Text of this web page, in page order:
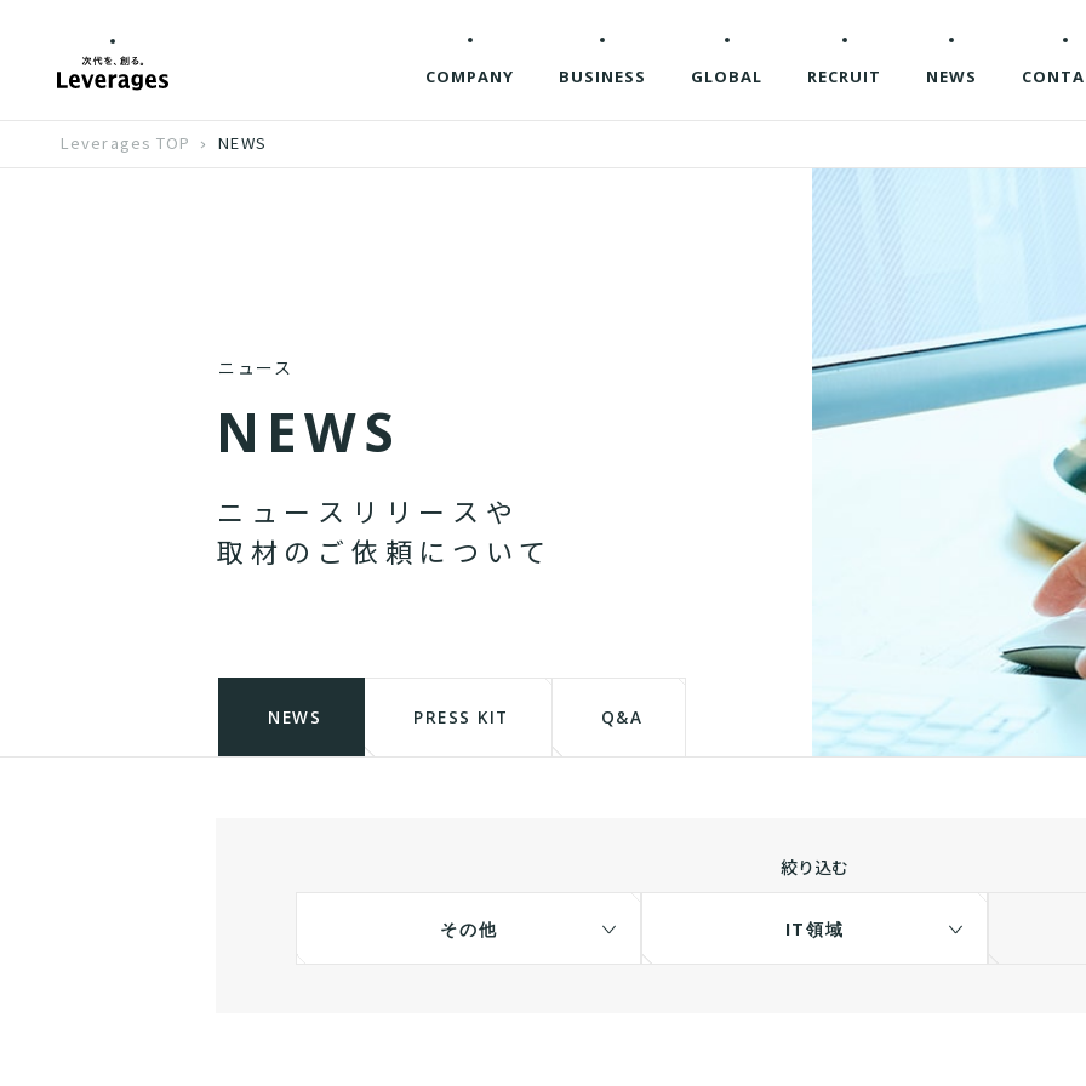
COMPANY BUSINESS GLOBAL RECRUIT NEWS
Leverages TOP NEWS
ニュース
N EWS
ニ ュ ー ス リ リ ー ス や
取 材 の ご 依 頼 に つ い て
NEWS PRESS KIT Q&A
絞り込む
その他 IT領域